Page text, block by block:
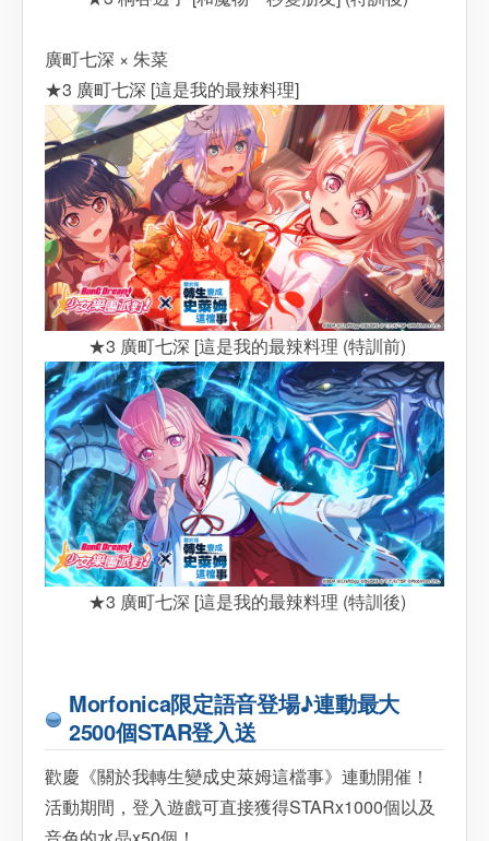
廣町七深 × 朱菜
★3 廣町七深 [這是我的最辣料理]
★3 廣町七深 [這是我的最辣料理 (特訓前)
★3 廣町七深 [這是我的最辣料理 (特訓後)
Morfonica限定語音登場♪連動最大
2500個STAR登入送
歡慶《關於我轉生變成史萊姆這檔事》連動開催！
活動期間，登入遊戲可直接獲得STARx1000個以及